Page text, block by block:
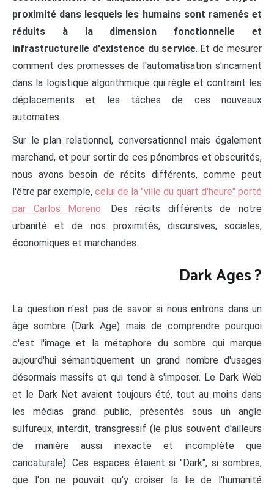
proximité dans lesquels les humains sont ramenés et
réduits à la dimension fonctionnelle et
infrastructurelle d'existence du service. Et de mesurer
comment des promesses de l'automatisation s'incarnent
dans la logistique algorithmique qui règle et contraint les
déplacements et les tâches de ces nouveaux
automates.
Sur le plan relationnel, conversationnel mais également
marchand, et pour sortir de ces pénombres et obscurités,
nous avons besoin de récits différents, comme peut
l'être par exemple, celui de la "ville du quart d'heure" porté
par Carlos Moreno. Des récits différents de notre
urbanité et de nos proximités, discursives, sociales,
économiques et marchandes.
Dark Ages ?
La question n'est pas de savoir si nous entrons dans un
âge sombre (Dark Age) mais de comprendre pourquoi
c'est l'image et la métaphore du sombre qui marque
aujourd'hui sémantiquement un grand nombre d'usages
désormais massifs et qui tend à s'imposer. Le Dark Web
et le Dark Net avaient toujours été, tout au moins dans
les médias grand public, présentés sous un angle
sulfureux, interdit, transgressif (le plus souvent d'ailleurs
de manière aussi inexacte et incomplète que
caricaturale). Ces espaces étaient si "Dark", si sombres,
que l'on ne pouvait qu'y croiser la lie de l'humanité